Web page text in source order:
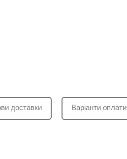
доставки Варіанти оплати